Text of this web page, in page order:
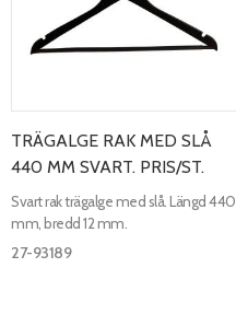
TRÄGALGE RAK MED SLÅ
440 MM SVART. PRIS/ST.
Svart rak trägalge med slå. Längd 440
mm, bredd 12 mm.
27-93189